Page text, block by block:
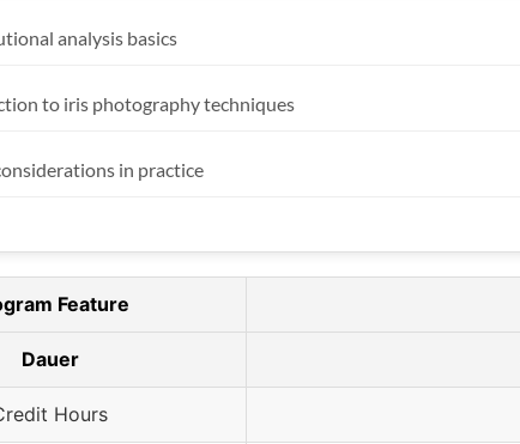
analysis basics
to iris photography techniques
in practice
Feature
Dauer
Hours